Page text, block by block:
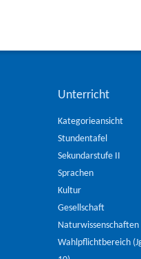
Unterricht
Kategorieansicht
Stundentafel
Sekundarstufe II
Sprachen
Kultur
Gesellschaft
Naturwissenschaften
Wahlpflichtbereich